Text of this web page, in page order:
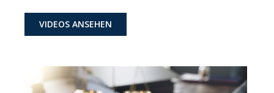
VIDEOS ANSEHEN